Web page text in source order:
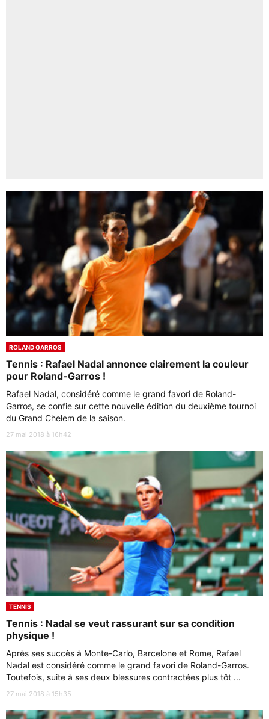
ROLAND GARROS
Tennis : Rafael Nadal annonce clairement la couleur
pour Roland-Garros !
Rafael Nadal, considéré comme le grand favori de Roland-
Garros, se confie sur cette nouvelle édition du deuxième tournoi
du Grand Chelem de la saison.
27 mai 2018 à 16h42
TENNIS
Tennis : Nadal se veut rassurant sur sa condition
physique !
Après ses succès à Monte-Carlo, Barcelone et Rome, Rafael
Nadal est considéré comme le grand favori de Roland-Garros.
Toutefois, suite à ses deux blessures contractées plus tôt ...
27 mai 2018 à 15h35